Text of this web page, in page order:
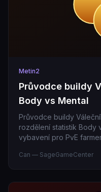
Metin2
Průvodce buildy
Body vs Mental
Průvodce buildy
rozdělení statistik Body
vybavení pro PvE
Can — SageGameCenter